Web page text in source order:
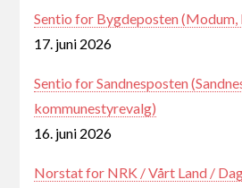
Sentio for Bygdeposten
17. juni 2026
Sentio for Sandnesposten
kommunestyrevalg)
16. juni 2026
Norstat for NRK / Vårt Land /